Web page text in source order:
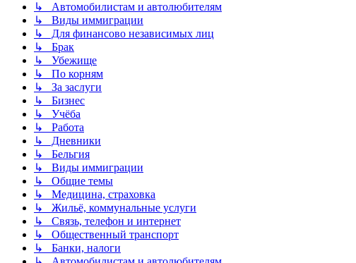
↳ Автомобилистам и автолюбителям
↳ Виды иммиграции
↳ Для финансово независимых лиц
↳ Брак
↳ Убежище
↳ По корням
↳ За заслуги
↳ Бизнес
↳ Учёба
↳ Работа
↳ Дневники
↳ Бельгия
↳ Виды иммиграции
↳ Общие темы
↳ Медицина, страховка
↳ Жильё, коммунальные услуги
↳ Связь, телефон и интернет
↳ Общественный транспорт
↳ Банки, налоги